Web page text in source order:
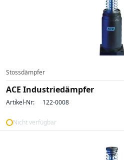
Stossdämpfer
ACE Industriedämpfer
Artikel-Nr: 122-0008
Nicht verfügbar